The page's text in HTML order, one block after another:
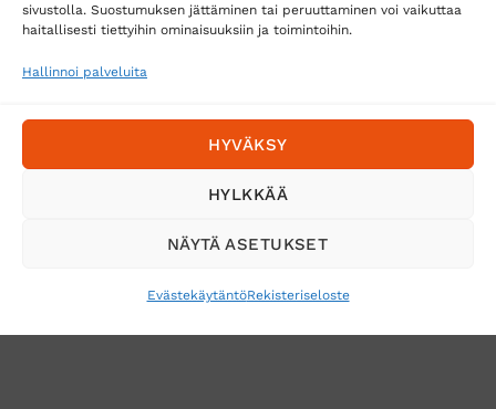
sivustolla. Suostumuksen jättäminen tai peruuttaminen voi vaikuttaa
haitallisesti tiettyihin ominaisuuksiin ja toimintoihin.
Hallinnoi palveluita
HYVÄKSY
HYLKKÄÄ
NÄYTÄ ASETUKSET
EvästekäytäntöRekisteriseloste
Tilaa uutiskirje ja saat erikoisalennuksia